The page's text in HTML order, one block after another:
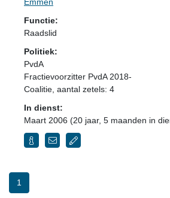
Functie:
Raadslid
Politiek:
PvdA
Fractievoorzitter PvdA 2018-
Coalitie , aantal zetels: 4
In dienst:
Maart 2006 (20 jaar, 5 maanden in
1